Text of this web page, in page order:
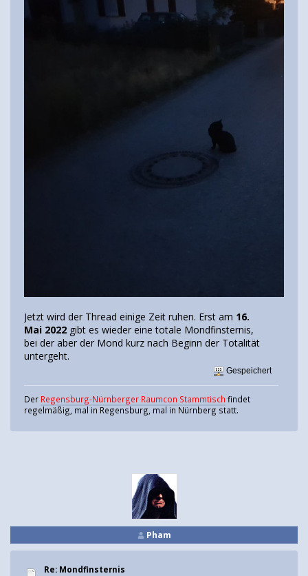
Jetzt wird der Thread einige Zeit ruhen. Erst am 16.
Mai 2022 gibt es wieder eine totale Mondfinsternis,
bei der aber der Mond kurz nach Beginn der Totalität
untergeht.
Gespeichert
Der Regensburg-Nürnberger Raumcon Stammtisch findet
regelmäßig, mal in Regensburg, mal in Nürnberg statt.
Pham
Re: Mondfinsternis